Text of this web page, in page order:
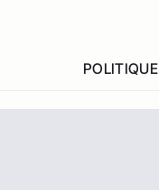
POLITIQUE